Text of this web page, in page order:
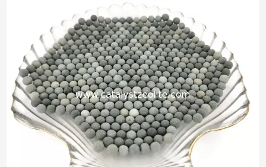
বাড়ি
পণ্য
আমাদের